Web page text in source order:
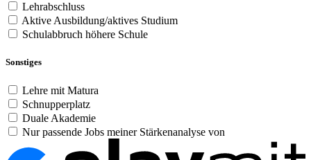
Lehrabschluss
Aktive Ausbildung/aktives Studium
Schulabbruch höhere Schule
Sonstiges
Lehre mit Matura
Schnupperplatz
Duale Akademie
Nur passende Jobs meiner Stärkenanalyse von